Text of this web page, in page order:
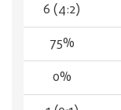
6 (4:2)
75%
0%